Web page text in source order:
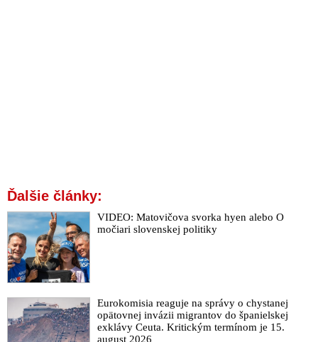
Ďalšie články:
VIDEO: Matovičova svorka hyen alebo O
močiari slovenskej politiky
Eurokomisia reaguje na správy o chystanej
opätovnej invázii migrantov do španielskej
exklávy Ceuta. Kritickým termínom je 15.
august 2026